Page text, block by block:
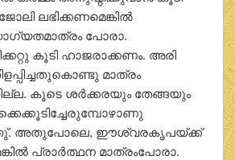
ലഭിക്കണമെങ്കില്‍
പോരാ.
കൂടി ഹാജരാക്കണം. അരി
മാത്രം
കൂടെ ശര്‍ക്കരയും തേങ്ങയും
അതുപോലെ, ഈശ്വരകൃപയ്ക്ക്
പ്രാര്‍ത്ഥന മാത്രംപോരാ.